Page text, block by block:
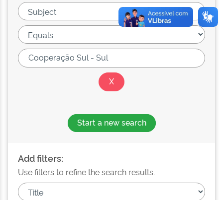
Start a new search
Add filters:
Use filters to refine the search results.